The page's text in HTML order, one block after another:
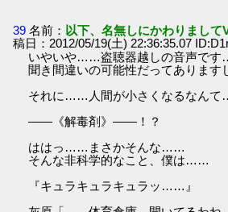
39 名前： 以下、名無しにかわりまして
稿日：2012/05/19(土) 22:36:35.07
いやいや……盗聴器越しの音声で
聞き間違いの可能性だってありま
それに……人間が小さくなるなん
――《解毒剤》――！？
ははっ……まさかそんな……
そんな非科学的なこと、僕は……
『キュラキュラキュラッ……』